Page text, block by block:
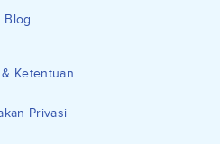
Blog
Ketentuan
Privasi